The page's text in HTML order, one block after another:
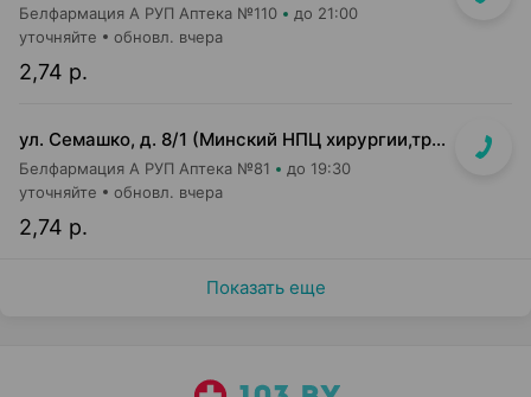
Белфармация А РУП Аптека №110 до 21:00
2,74 р.
уточняйте обновл. вчера
ул. Семашко, д. 8/1 (Минский НПЦ хирургии,трансплантологии и гематологии)
Белфармация А РУП Аптека №81 до 19:30
2,74 р.
уточняйте обновл. вчера
Показать еще